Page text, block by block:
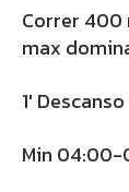
Correr
max
1′ Descanso
Min